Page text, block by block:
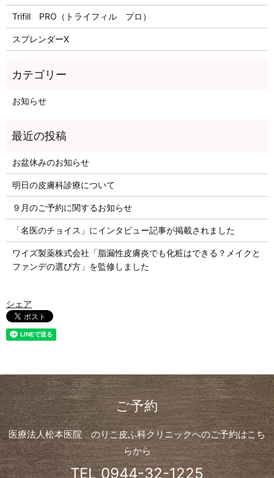
Trifill PRO（トライフィル プロ）
スプレンダーX
お知らせ
お盆休みのお知らせ
明日の皮膚科診療について
９月のご予約に関するお知らせ
「名医のチョイス」にインタビュー記事が掲載されました
ワイズ製薬株式会社「脂漏性皮膚炎でも化粧はできる？メイクと
ファンデの選び方」を監修しました
シェア
ご予約
医療法人松本医院 のりこ皮ふ科クリニックへのご予約はこち
らから
TEL0944-32-1225